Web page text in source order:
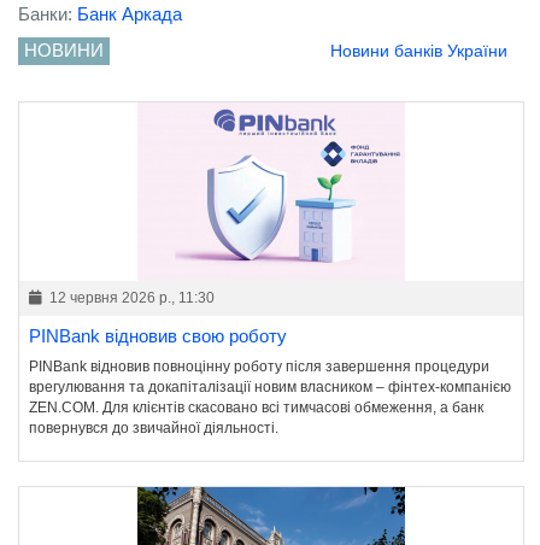
Банки: Банк Аркада
НОВИНИ
Новини банків України
12 червня 2026 р., 11:30
PINBank відновив свою роботу
PINBank відновив повноцінну роботу після завершення процедури
врегулювання та докапіталізації новим власником – фінтех-компанією
ZEN.COM. Для клієнтів скасовано всі тимчасові обмеження, а банк
повернувся до звичайної діяльності.